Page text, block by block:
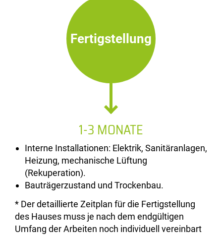
Fertigstellung
1-3 MONATE
Interne Installationen: Elektrik, Sanitäranlagen,
Heizung, mechanische Lüftung
(Rekuperation).
Bauträgerzustand und Trockenbau.
* Der detaillierte Zeitplan für die Fertigstellung
des Hauses muss je nach dem endgültigen
Umfang der Arbeiten noch individuell vereinbart